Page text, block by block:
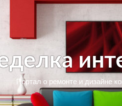
Портал о ремонте и дизайне